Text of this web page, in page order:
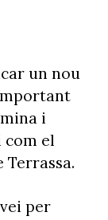
un nou
i
el
Terrassa.
per